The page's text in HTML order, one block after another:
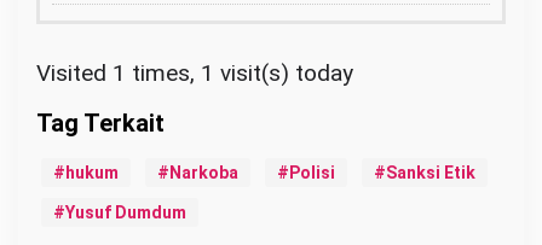
Visited 1 times, 1 visit(s) today
hukum Narkoba Polisi Sanksi Etik
Yusuf Dumdum